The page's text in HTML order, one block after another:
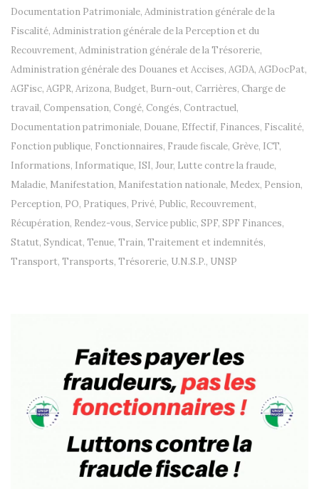
Documentation Patrimoniale, Administration générale de la
Fiscalité, Administration générale de la Perception et du
Recouvrement, Administration générale de la Trésorerie,
Administration générale des Douanes et Accises, AGDA, AGDocPat,
AGFisc, AGPR, Arizona, Budget, Burn-out, Carrières, Charge de
travail, Compensation, Congé, Congés, Contractuel,
Documentation patrimoniale, Douane, Effectif, Finances, Fiscalité,
Fonction publique, Fonctionnaires, Fraude fiscale, Grève, ICT,
Informations, Informatique, ISI, Jour, Lutte contre la fraude,
Maladie, Manifestation, Manifestation nationale, Medex, Pension,
Perception, PO, Pratiques, Privé, Public, Recouvrement,
Récupération, Rendez-vous, Service public, SPF, SPF Finances,
Statut, Syndicat, Tenue, Train, Traitement et indemnités,
Transport, Transports, Trésorerie, U.N.S.P., UNSP